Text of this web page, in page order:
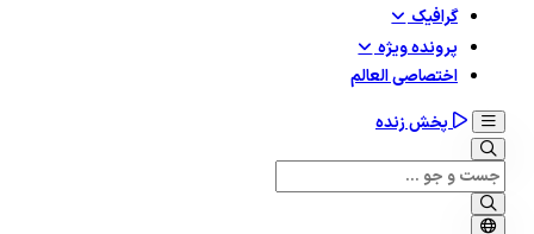
گرافيک
پرونده ویژه
اختصاصی العالم
پخش زنده